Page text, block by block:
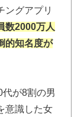
ングアプリ
数2000万人
的知名度が
代が8割の男
意識した女